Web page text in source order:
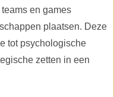
en games
plaatsen. Deze
tot psychologische
zetten in een